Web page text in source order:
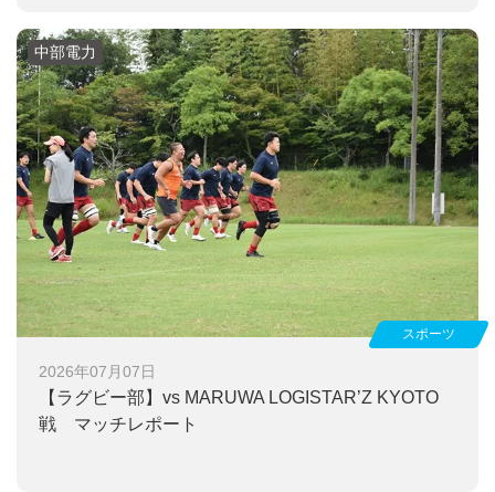
2026年07月07日
【ラグビー部】 vs MARUWA LOGISTAR’Z KYOTO
戦 マッチレポート
スポーツ
中部電力